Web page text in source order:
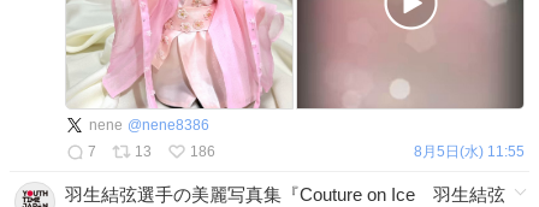
nene @nene8386
7
13 186 8月5日(水) 11:55
羽生結弦選手の美麗写真集『Couture on Ice 羽生結弦